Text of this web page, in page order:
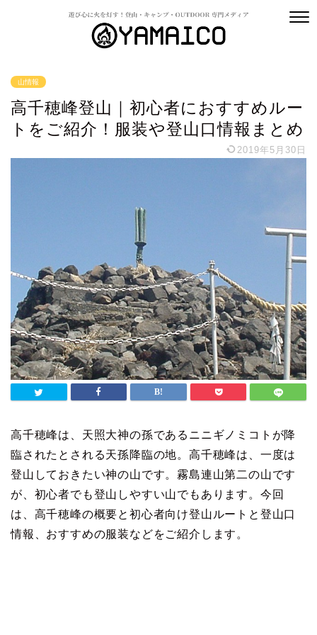
山情報
高千穂峰登山｜初心者におすすめルー
トをご紹介！服装や登山口情報まとめ
2019年5月30日
高千穂峰は、天照大神の孫であるニニギノミコトが降
臨されたとされる天孫降臨の地。高千穂峰は、一度は
登山しておきたい神の山です。霧島連山第二の山です
が、初心者でも登山しやすい山でもあります。今回
は、高千穂峰の概要と初心者向け登山ルートと登山口
情報、おすすめの服装などをご紹介します。